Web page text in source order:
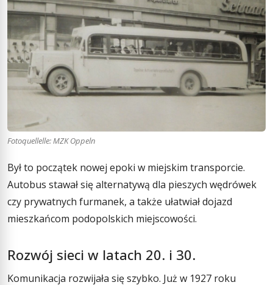
Fotoquellelle: MZK Oppeln
Był to początek nowej epoki w miejskim transporcie.
Autobus stawał się alternatywą dla pieszych wędrówek
czy prywatnych furmanek, a także ułatwiał dojazd
mieszkańcom podopolskich miejscowości.
Rozwój sieci w latach 20. i 30.
Komunikacja rozwijała się szybko. Już w 1927 roku